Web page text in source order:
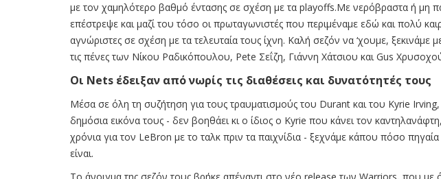
με τον χαμηλότερο βαθμό έντασης σε σχέση με τα playoffs.Με νερόβραστα ή μη
επέστρεψε και μαζί του τόσο οι πρωταγωνιστές που περιμέναμε εδώ και πολύ
αγνώριστες σε σχέση με τα τελευταία τους ίχνη. Καλή σεζόν να ‘χουμε,
τις πένες των Νίκου Ραδικόπουλου, Pete Σεΐζη, Γιάννη Χάτσιου και Gus
Οι Nets έδειξαν από νωρίς τις διαθέσεις και δυνατότητές τους
Μέσα σε όλη τη συζήτηση για τους τραυματισμούς του Durant και του Kyrie
δημόσια εικόνα τους - δεν βοηθάει κι ο ίδιος ο Kyrie που κάνει τον
χρόνια για τον LeBron με το ταλκ πριν τα παιχνίδια - ξεχνάμε κάπου πόσο πηγαία
είναι.